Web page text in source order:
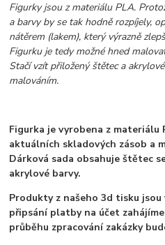
Figurky jsou z materiálu PLA.
a barvy by se tak hodně rozpíjely,
nátěrem (lakem), který výrazně
Figurku je tedy možné hned
Stačí vzít přiložený štětec a
malováním.
Figurka je vyrobena z materiálu
aktuálních skladových zásob a
Dárková sada obsahuje štětec
akrylové barvy.
Produkty z našeho 3d tisku jsou
připsání platby na účet
průběhu zpracování zakázky